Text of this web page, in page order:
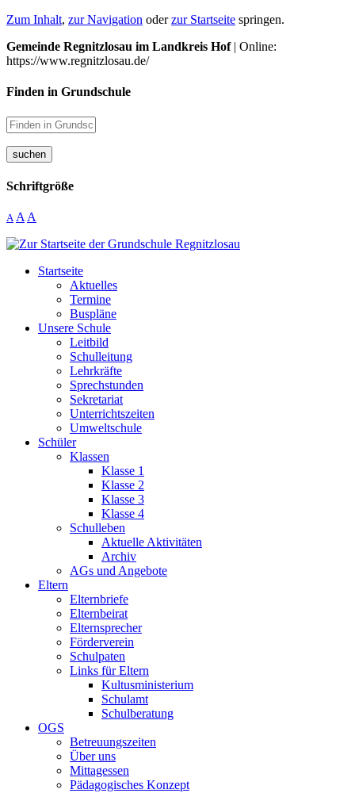
Zum Inhalt, zur Navigation oderzur Startseite springen.
Gemeinde Regnitzlosau im Landkreis Hof| Online:
https://www.regnitzlosau.de/
Finden in Grundschule
suchen
Schriftgröße
A A A
Startseite
Aktuelles
Termine
Buspläne
Unsere Schule
Leitbild
Schulleitung
Lehrkräfte
Sprechstunden
Sekretariat
Unterrichtszeiten
Umweltschule
Schüler
Klassen
Klasse 1
Klasse 2
Klasse 3
Klasse 4
Schulleben
Aktuelle Aktivitäten
Archiv
AGs und Angebote
Eltern
Elternbriefe
Elternbeirat
Elternsprecher
Förderverein
Schulpaten
Links für Eltern
Kultusministerium
Schulamt
Schulberatung
OGS
Betreuungszeiten
Über uns
Mittagessen
Pädagogisches Konzept